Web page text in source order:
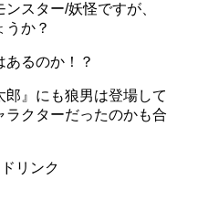
スター/妖怪ですが、
うか？
あるのか！？
郎』にも狼男は登場して
ラクターだったのかも合
リンク